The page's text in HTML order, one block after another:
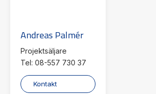
Andreas Palmér
Projektsäljare
Tel: 08-557 730 37
Kontakt